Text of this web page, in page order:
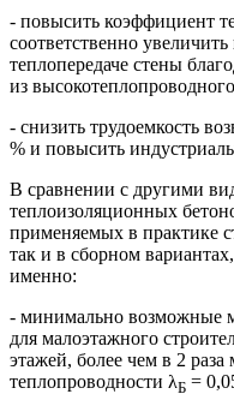
- повысить коэффициент
соответственно
теплопередаче стены
из
- снизить трудоемкость
% и повысить
В сравнении с другими
теплоизоляционных
применяемых в практике
так и в сборном
именно:
- минимально возможные
для малоэтажного
этажей, более чем в 2
теплопроводности λБ =